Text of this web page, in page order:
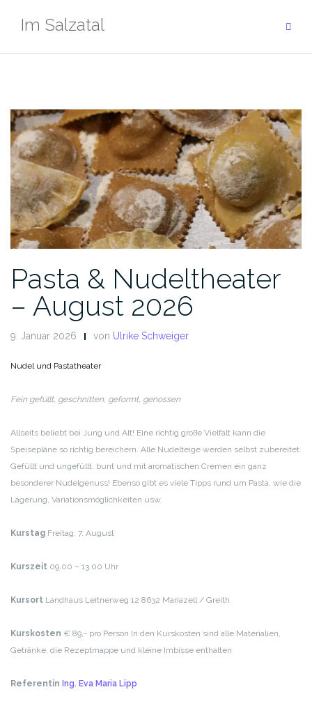
InhaltIm Salzatal
Pasta & Nudeltheater
– August 2026
9. Januar 2026 von Ulrike Schweiger
Nudel und Pastatheater
Fein gefüllt, geschnitten, geformt, genossen
Allseits beliebt bei Jung und Alt! Eine richtig große Vielfalt kann die
Speisepläne so richtig bereichern. Alle Nudelteige werden selbst zubereitet.
Gefüllt und ungefüllt, bunt und mit aromatischen Cremen ein ganz
besonderer Nudelgenuss! Ebenso gibt es viele Tipps rund um Pasta, wie die
Lagerung, Variationsmöglichkeiten usw.
Kurstag Freitag, 7. August
Kurszeit 09.00 – 13.00 Uhr
Kursort Landhaus Leitnerweg 12 8632 Mariazell / Greith
Kurskosten € 89,- pro Person In den Kurskosten sind alle Materialien,
Getränke, die Rezeptmappe und kleine Imbisse enthalten
Referentin Ing. Eva Maria Lipp